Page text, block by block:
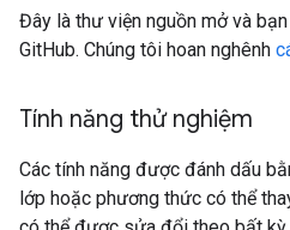
Đây là thư viện nguồn mở và
GitHub. Chúng tôi hoan nghênh
Tính năng thử nghiệm
Các tính năng được đánh dấu
lớp hoặc phương thức có thể